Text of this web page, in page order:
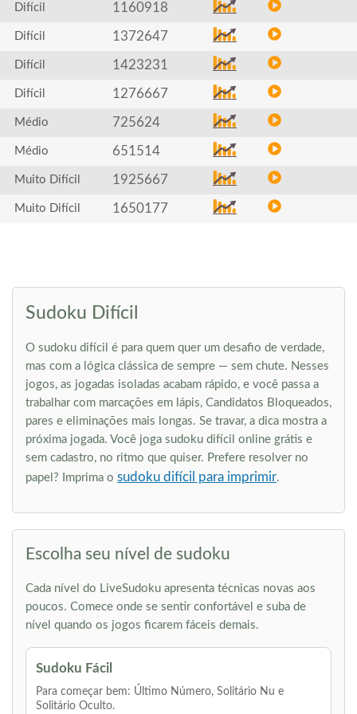
Difícil 1160918
Difícil 1372647
Difícil 1423231
Difícil 1276667
Médio 725624
Médio 651514
Muito Difícil 1925667
Muito Difícil 1650177
Sudoku Difícil
O sudoku difícil é para quem quer um desafio de verdade,
mas com a lógica clássica de sempre — sem chute. Nesses
jogos, as jogadas isoladas acabam rápido, e você passa a
trabalhar com marcações em lápis, Candidatos Bloqueados,
pares e eliminações mais longas. Se travar, a dica mostra a
próxima jogada. Você joga sudoku difícil online grátis e
sem cadastro, no ritmo que quiser. Prefere resolver no
papel? Imprima o sudoku difícil para imprimir.
Escolha seu nível de sudoku
Cada nível do LiveSudoku apresenta técnicas novas aos
poucos. Comece onde se sentir confortável e suba de
nível quando os jogos ficarem fáceis demais.
Sudoku Fácil
Para começar bem: Último Número, Solitário Nu e
Solitário Oculto.